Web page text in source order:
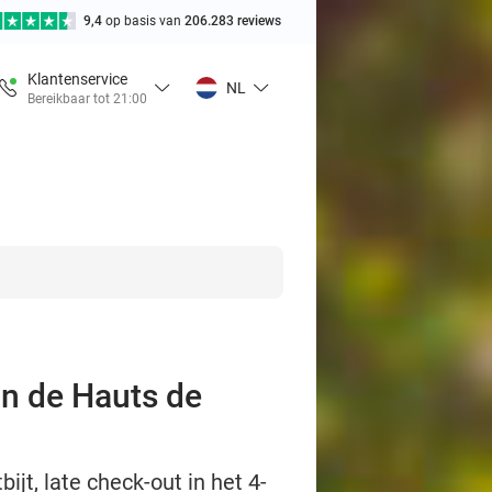
9,4 op basis van 206.283 reviews
Klantenservice
Bereikbaar tot 21:00
NL
de Hauts de
late check-out in het 4-